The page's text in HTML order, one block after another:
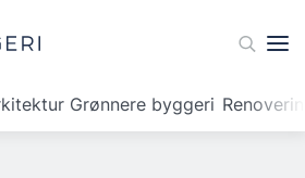
Grønnere byggeri